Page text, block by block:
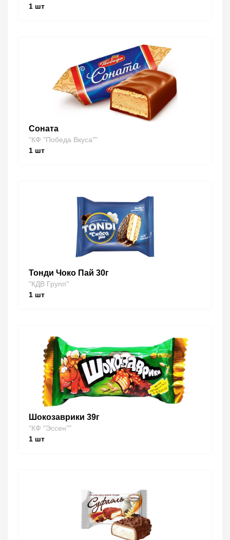
1 шт
Соната
"КФ "Победа Вкуса""
1 шт
Тонди Чоко Пай 30г
"КДВ Групп"
1 шт
Шокозаврики 39г
"КФ "Эссен""
1 шт